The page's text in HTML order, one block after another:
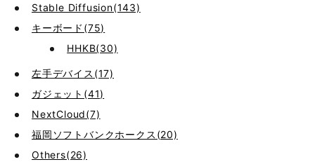
Stable Diffusion(143)
キーボード(75)
HHKB(30)
左手デバイス(17)
ガジェット(41)
NextCloud(7)
福岡ソフトバンクホークス(20)
Others(26)